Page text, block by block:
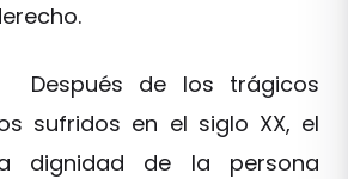
de los trágicos
sufridos en el siglo XX, el
dignidad de la persona